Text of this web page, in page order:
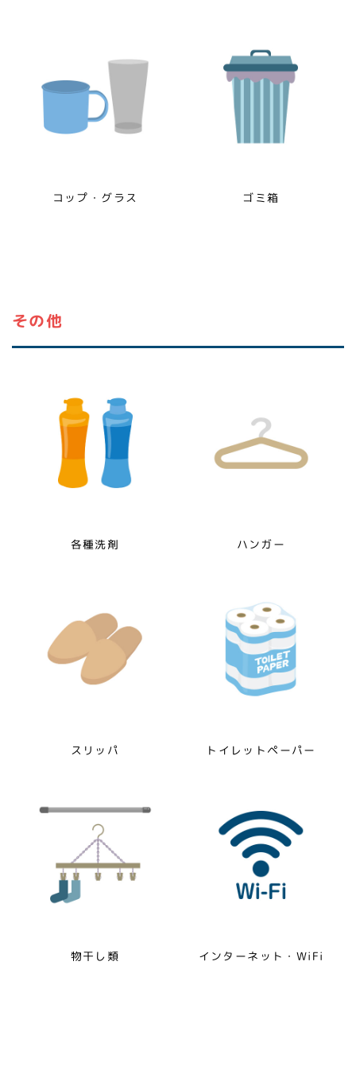
コップ・グラス ゴミ箱
その他
各種洗剤 ハンガー
スリッパ トイレットペーパー
物干し類 インターネット・WiFi